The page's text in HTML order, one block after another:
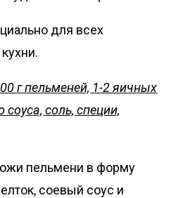
для всех
г пельменей, 1-2 яичных
соуса, соль, специи,
пельмени в форму
соевый соус и